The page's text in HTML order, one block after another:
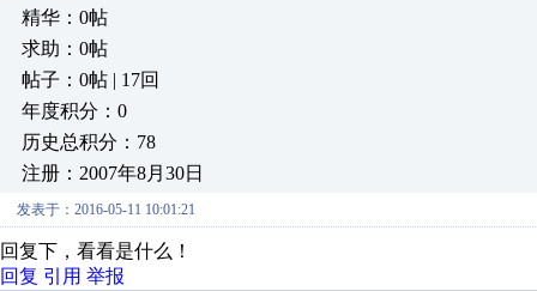
精华：0帖
求助：0帖
帖子：0帖 | 17回
年度积分：0
历史总积分：78
注册：2007年8月30日
发表于：2016-05-11 10:01:21
回复下，看看是什么！
回复 引用 举报